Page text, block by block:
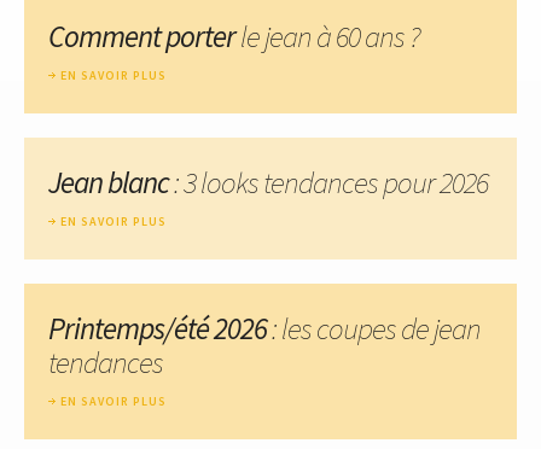
Comment porterle jean à 60 ans ?
EN SAVOIR PLUS
Jean blanc: 3 looks tendances pour 2026
EN SAVOIR PLUS
Printemps/été 2026: les coupes de jean
tendances
EN SAVOIR PLUS